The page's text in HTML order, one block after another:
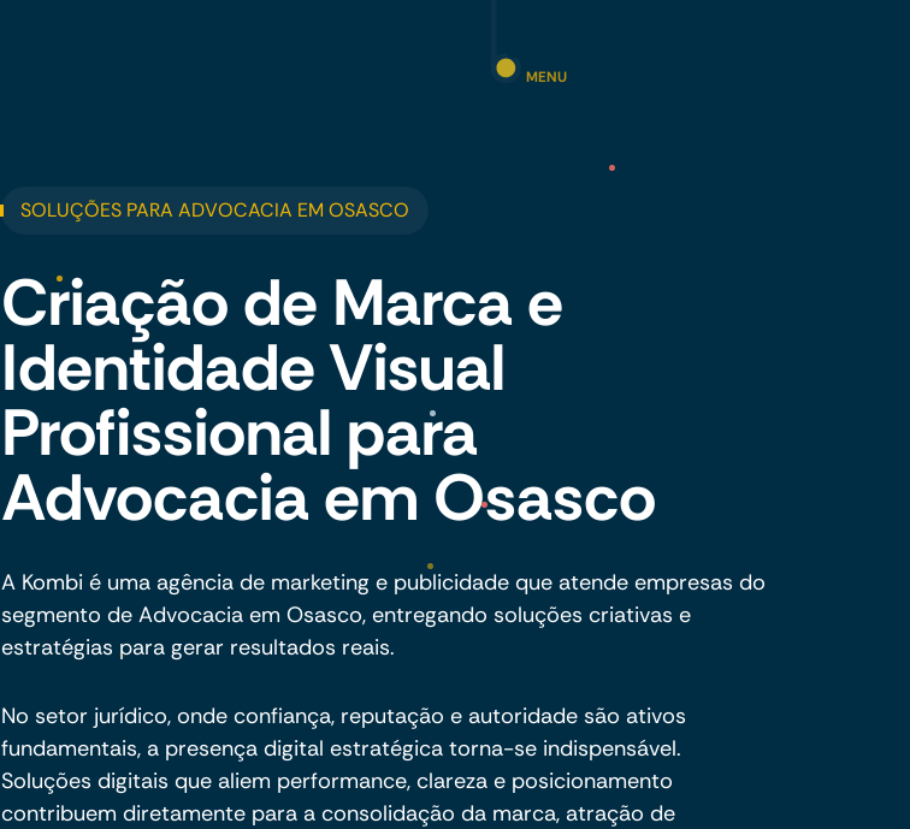
MENU
SOLUÇÕES PARA ADVOCACIA EM OSASCO
Criação de Marca e
Identidade Visual
Profissional para
Advocacia em Osasco
A Kombi é uma agência de marketing e publicidade que atende empresas do
segmento de Advocacia em Osasco, entregando soluções criativas e
estratégias para gerar resultados reais.
No setor jurídico, onde confiança, reputação e autoridade são ativos
fundamentais, a presença digital estratégica torna-se indispensável.
Soluções digitais que aliem performance, clareza e posicionamento
contribuem diretamente para a consolidação da marca, atração de